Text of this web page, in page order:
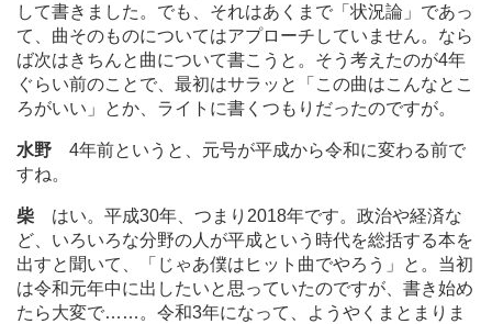
して書きました。でも、それはあくまで「状況論」であっ
て、曲そのものについてはアプローチしていません。なら
ば次はきちんと曲について書こうと。そう考えたのが4年
ぐらい前のことで、最初はサラッと「この曲はこんなとこ
ろがいい」とか、ライトに書くつもりだったのですが。
水野 4年前というと、元号が平成から令和に変わる前で
すね。
柴 はい。平成30年、つまり2018年です。政治や経済な
ど、いろいろな分野の人が平成という時代を総括する本を
出すと聞いて、「じゃあ僕はヒット曲でやろう」と。当初
は令和元年中に出したいと思っていたのですが、書き始め
たら大変で… …。令和3年になって、ようやくまとまりま